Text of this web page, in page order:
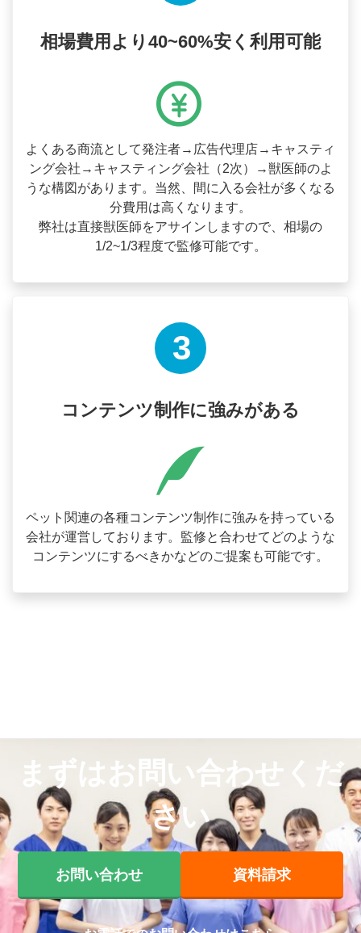
相場費用より40~60%安く利用可能
よくある商流として発注者→広告代理店→キャスティ
ング会社→キャスティング会社（2次）→獣医師のよ
うな構図があります。当然、間に入る会社が多くなる
分費用は高くなります。
弊社は直接獣医師をアサインしますので、相場の
1/2~1/3程度で監修可能です。
3
コンテンツ制作に強みがある
ペット関連の各種コンテンツ制作に強みを持っている
会社が運営しております。監修と合わせてどのような
コンテンツにするべきかなどのご提案も可能です。
まずはお問い合わせくだ
さい
お問い合わせ 資料請求